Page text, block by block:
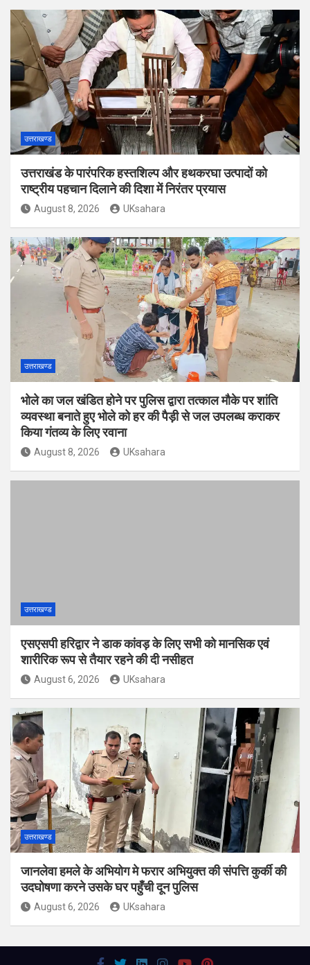
उत्तराखण्ड
उत्तराखंड के पारंपरिक हस्तशिल्प और हथकरघा उत्पादों को
राष्ट्रीय पहचान दिलाने की दिशा में निरंतर प्रयास
August 8, 2026 UKsahara
उत्तराखण्ड
भोले का जल खंडित होने पर पुलिस द्वारा तत्काल मौके पर शांति
व्यवस्था बनाते हुए भोले को हर की पैड़ी से जल उपलब्ध कराकर
किया गंतव्य के लिए रवाना
August 8, 2026 UKsahara
उत्तराखण्ड
एसएसपी हरिद्वार ने डाक कांवड़ के लिए सभी को मानसिक एवं
शारीरिक रूप से तैयार रहने की दी नसीहत
August 6, 2026 UKsahara
उत्तराखण्ड
जानलेवा हमले के अभियोग मे फरार अभियुक्त की संपत्ति कुर्की की
उदघोषणा करने उसके घर पहुँची दून पुलिस
August 6, 2026 UKsahara